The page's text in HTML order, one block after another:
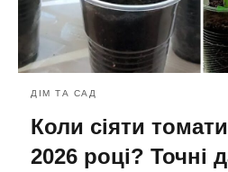
ДІМ ТА САД
Коли сіяти
2026 році? Точні